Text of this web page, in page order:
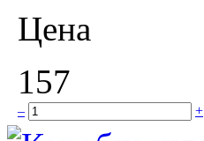
Цена
157
– +